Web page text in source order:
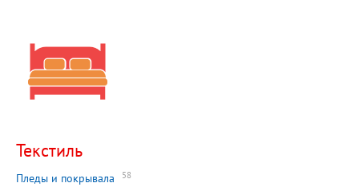
Текстиль
Пледы и покрывала 58